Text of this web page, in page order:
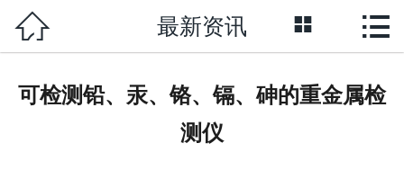
网站首页
 最新资讯  
可检测铅、汞、铬、镉、砷的重金属检
测仪